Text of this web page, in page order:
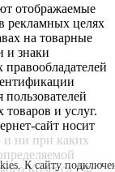
отображаемые
рекламных целях
на товарные
и знаки
товаров и услуг.
сайт носит
и ни при каких
Кодекса РФ;
К сайту